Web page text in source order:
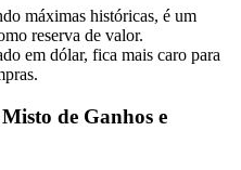
máximas históricas, é um
reserva de valor.
em dólar, fica mais caro para
de Ganhos e